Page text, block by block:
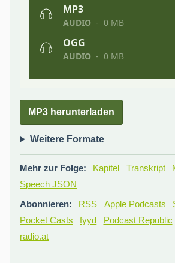
MP3 herunterladen
Weitere Formate
Mehr zur Folge: Kapitel Transkript
Speech JSON
Abonnieren:
RSS Apple Podcasts
Pocket Casts
fyyd Podcast Republic
radio.at